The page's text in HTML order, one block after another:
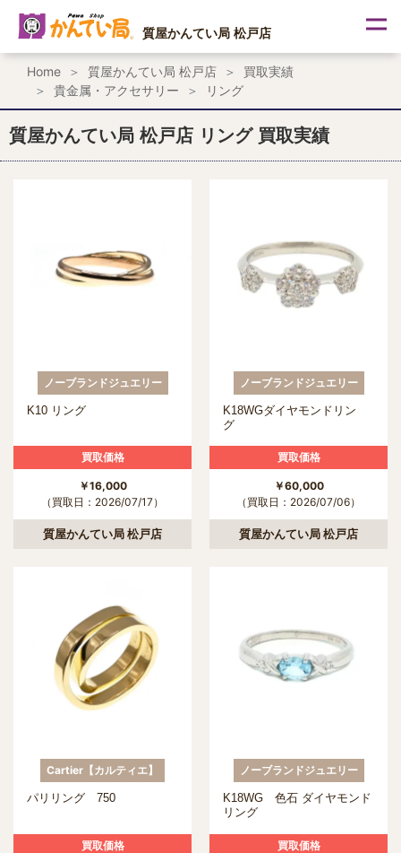
ス
プ
質屋かんてい局 松戸店
Home 質屋かんてい局 松戸店
買取実績
貴金属・アクセサリー
リング
質屋かんてい局 松戸店 リング 買取実績
ノーブランドジュエリー
K10 リング
買取価格
￥16,000
（買取日：2026/07/17）
質屋かんてい局 松戸店
ノーブランドジュエリー
K18WGダイヤモンドリン
グ
買取価格
￥60,000
（買取日：2026/07/06）
質屋かんてい局 松戸店
Cartier【カルティエ】
パリリング 750
買取価格
ノーブランドジュエリー
K18WG 色石 ダイヤモンド
リング
買取価格